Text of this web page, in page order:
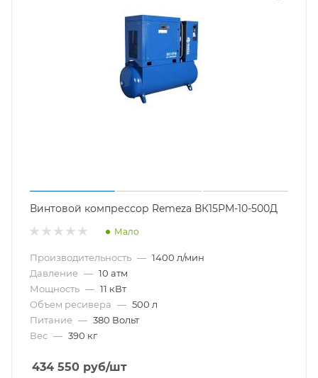
Винтовой компрессор Remeza ВК15РМ-10-500Д
Мало
Производительность — 1400 л/мин
Давление — 10 атм
Мощность — 11 кВт
Объем ресивера — 500 л
Питание — 380 Вольт
Вес — 390 кг
434 550 руб/шт